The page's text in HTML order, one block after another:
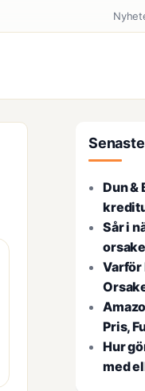
Dun &
Sår i
Varför
Pris,
Hur
med